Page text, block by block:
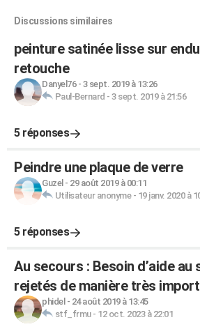
Discussions similaires
peinture satinée lisse sur
retouche
Danyel76- 3 sept. 2019 à 13:26
Paul-Bernard - 3 sept. 2019 à 21:56
5 réponses
Peindre une plaque de verre
Guzel - 29 août 2019 à 00:11
Utilisateur anonyme- 19 janv. 2020 à
5 réponses
Au secours : Besoin d’aide au
rejetés de manière très
phidel - 24 août 2019 à 13:45
stf_frmu- 12 oct. 2023 à 22:01